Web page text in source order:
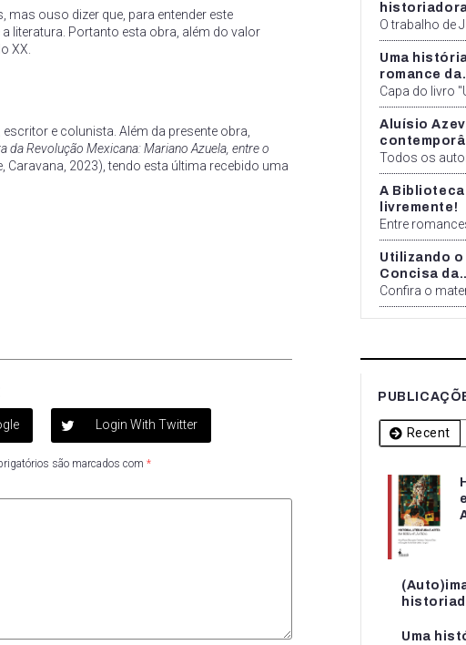
ouso dizer que, para entender este
literatura. Portanto esta obra, além do valor
XX.
e colunista. Além da presente obra,
da Revolução Mexicana: Mariano Azuela, entre o
Caravana, 2023), tendo esta última recebido uma
Login With Twitter
são marcados com *
O trabalho de
Uma
romance
Capa do livro
Aluísio
Todos os
A Biblioteca
livremente!
Entre
Utilizando
Concisa
Confira o
Recent
Uma
Uma